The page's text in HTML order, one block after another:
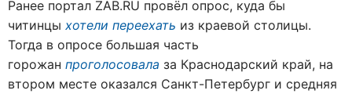
Ранее портал ZAB.RU провёл опрос, куда бы
читинцы хотели переехать из краевой столицы.
Тогда в опросе большая часть
горожан проголосовала за Краснодарский край, на
втором месте оказался Санкт-Петербург и средняя